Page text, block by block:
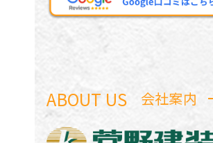
ABOUT US 会社案内